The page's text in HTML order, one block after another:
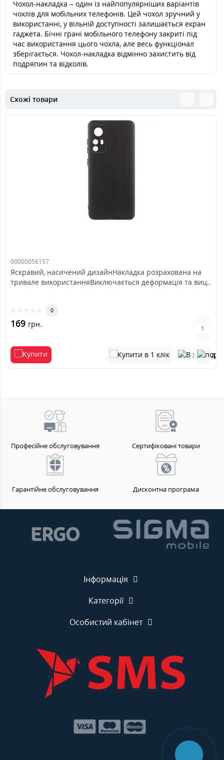
Чохол-накладка – один із найпопулярніших варіантів
чохлів для мобільних телефонів. Цей чохол зручний у
використанні, у вільній доступності залишається екран
гаджета. Бічні грані мобільного телефону закриті під
час використання цього чохла, але весь функціонал
зберігається. Чохол-накладка відмінно захистить від
подряпин та відколів.
Схожі товари
00000056157
Яскравий, насичений дизайнНакладка розрахована на
тривале використанняВиключається деформація та виц..
0
169 грн.
Професійне обслуговування Сертифіковані товари
Гарантійне обслуговування Дисконтна програма
Інформація
Категорії
Особистий кабінет